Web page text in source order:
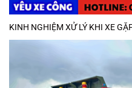
KINH NGHIỆM XỬ LÝ KHI XE